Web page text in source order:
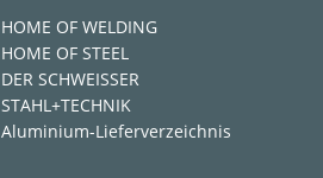
HOME OF WELDING
HOME OF STEEL
DER SCHWEISSER
STAHL+TECHNIK
Aluminium-Lieferverzeichnis